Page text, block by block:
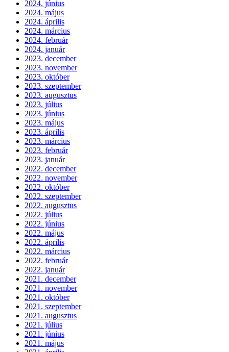
2024. június
2024. május
2024. április
2024. március
2024. február
2024. január
2023. december
2023. november
2023. október
2023. szeptember
2023. augusztus
2023. július
2023. június
2023. május
2023. április
2023. március
2023. február
2023. január
2022. december
2022. november
2022. október
2022. szeptember
2022. augusztus
2022. július
2022. június
2022. május
2022. április
2022. március
2022. február
2022. január
2021. december
2021. november
2021. október
2021. szeptember
2021. augusztus
2021. július
2021. június
2021. május